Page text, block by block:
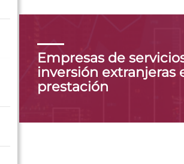
Empresas de
inversión extranjeras
prestación